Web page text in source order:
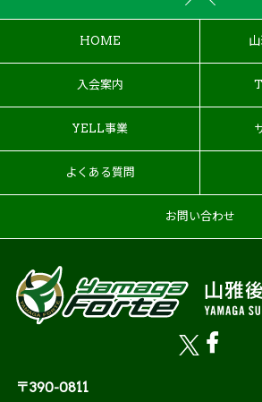
HOME
入会案内
YELL事業
よくある質問
お問い合わせ
〒390-0811